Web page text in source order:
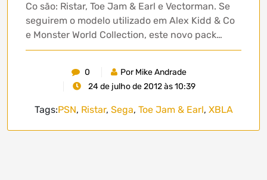
Co são: Ristar, Toe Jam & Earl e Vectorman. Se
seguirem o modelo utilizado em Alex Kidd & Co
e Monster World Collection, este novo pack…
0
Por Mike Andrade
24 de julho de 2012 às 10:39
Tags:PSN, Ristar, Sega, Toe Jam & Earl, XBLA